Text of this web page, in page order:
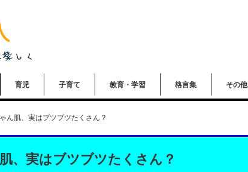
育児 子育て 教育・学習 格言集 その他
ん肌、実はブツブツたくさん？
、実はブツブツたくさん？